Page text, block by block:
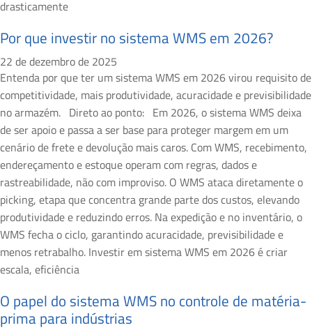
drasticamente
Por que investir no sistema WMS em 2026?
22 de dezembro de 2025
Entenda por que ter um sistema WMS em 2026 virou requisito de
competitividade, mais produtividade, acuracidade e previsibilidade
no armazém. Direto ao ponto: Em 2026, o sistema WMS deixa
de ser apoio e passa a ser base para proteger margem em um
cenário de frete e devolução mais caros. Com WMS, recebimento,
endereçamento e estoque operam com regras, dados e
rastreabilidade, não com improviso. O WMS ataca diretamente o
picking, etapa que concentra grande parte dos custos, elevando
produtividade e reduzindo erros. Na expedição e no inventário, o
WMS fecha o ciclo, garantindo acuracidade, previsibilidade e
menos retrabalho. Investir em sistema WMS em 2026 é criar
escala, eficiência
O papel do sistema WMS no controle de matéria-
prima para indústrias